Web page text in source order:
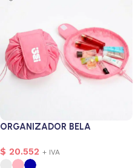
ORGANIZADOR BELA
$ 20.552 + IVA